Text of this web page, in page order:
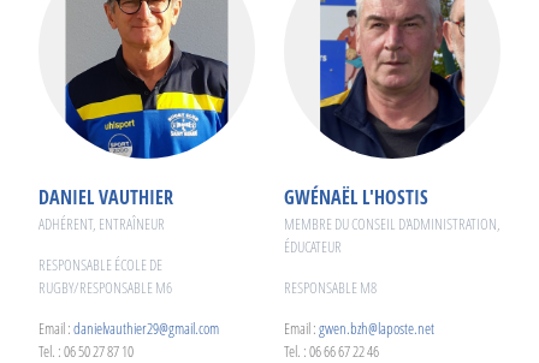
DANIEL VAUTHIER
ADHÉRENT, ENTRAÎNEUR
RESPONSABLE ÉCOLE DE
RUGBY/RESPONSABLE M6
Email :danielvauthier29@gmail.com
Tel. : 06 50 27 87 10
GWÉNAËL L'HOSTIS
MEMBRE DU CONSEIL D'ADMINISTRATION,
ÉDUCATEUR
RESPONSABLE M8
Email :gwen.bzh@laposte.net
Tel. : 06 66 67 22 46